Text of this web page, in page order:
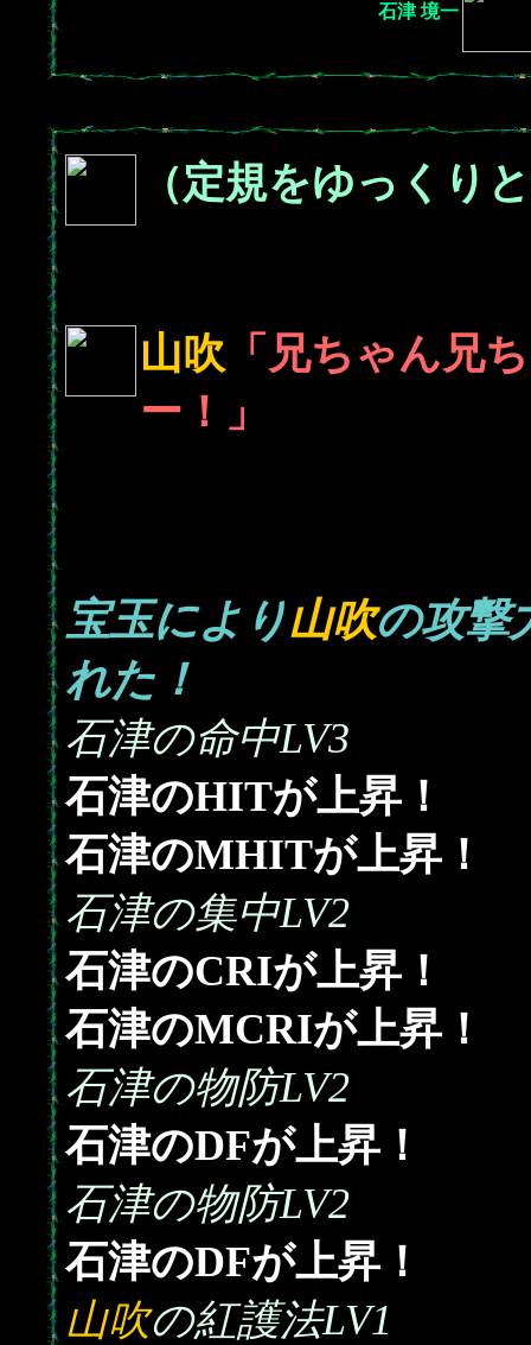
石津 境一
（定規をゆっくり
山吹 「兄ちゃん兄
ー！」
宝玉により山吹の攻撃
れた！
石津の命中LV3
石津のHITが上昇！
石津のMHITが上昇！
石津の集中LV2
石津のCRIが上昇！
石津のMCRIが上昇！
石津の物防LV2
石津のDFが上昇！
石津の物防LV2
石津のDFが上昇！
山吹の紅護法LV1